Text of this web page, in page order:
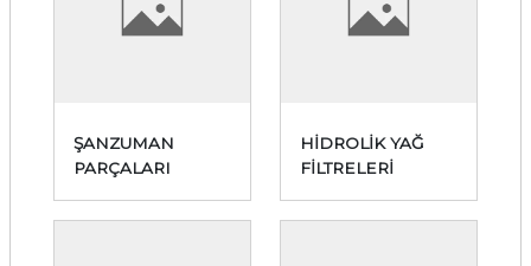
ŞANZUMAN
PARÇALARI
HİDROLİK YAĞ
FİLTRELERİ